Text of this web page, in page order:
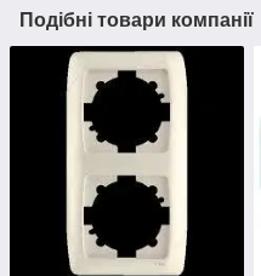
Подібні товари компанії